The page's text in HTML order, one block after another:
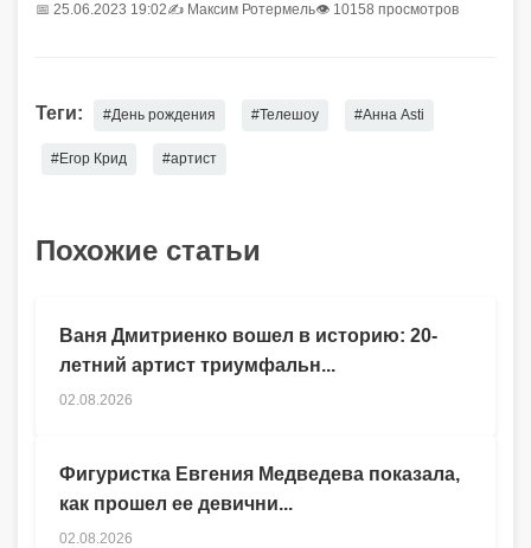
📅 25.06.2023 19:02✍️ Максим Ротермель👁 10158 просмотров
Теги: #День рождения #Телешоу #Анна Asti
#Егор Крид #артист
Похожие статьи
Ваня Дмитриенко вошел в историю: 20-
летний артист триумфальн...
02.08.2026
Фигуристка Евгения Медведева показала,
как прошел ее девични...
02.08.2026